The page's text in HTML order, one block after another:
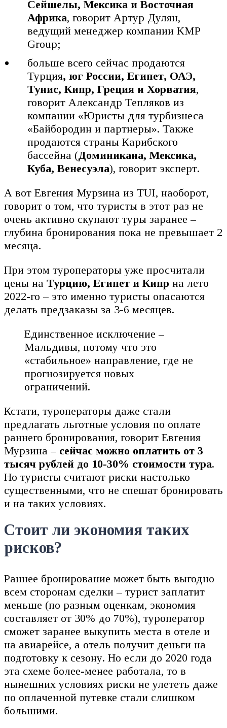
Сейшелы, Мексика и Восточная
Африка, говорит Артур Дулян,
ведущий менеджер компании KMP
Group;
больше всего сейчас продаются
Турция, юг России, Египет, ОАЭ,
Тунис, Кипр, Греция и Хорватия,
говорит Александр Тепляков из
компании «Юристы для турбизнеса
«Байбородин и партнеры». Также
продаются страны Карибского
бассейна (Доминикана, Мексика,
Куба, Венесуэла), говорит эксперт.
А вот Евгения Мурзина из TUI, наоборот,
говорит о том, что туристы в этот раз не
очень активно скупают туры заранее –
глубина бронирования пока не превышает 2
месяца.
При этом туроператоры уже просчитали
цены на Турцию, Египет и Кипр на лето
2022-го – это именно туристы опасаются
делать предзаказы за 3-6 месяцев.
Единственное исключение –
Мальдивы, потому что это
«стабильное» направление, где не
прогнозируется новых
ограничений.
Кстати, туроператоры даже стали
предлагать льготные условия по оплате
раннего бронирования, говорит Евгения
Мурзина – сейчас можно оплатить от 3
тысяч рублей до 10-30% стоимости тура.
Но туристы считают риски настолько
существенными, что не спешат бронировать
и на таких условиях.
Стоит ли экономия таких
рисков?
Раннее бронирование может быть выгодно
всем сторонам сделки – турист заплатит
меньше (по разным оценкам, экономия
составляет от 30% до 70%), туроператор
сможет заранее выкупить места в отеле и
на авиарейсе, а отель получит деньги на
подготовку к сезону. Но если до 2020 года
эта схеме более-менее работала, то в
нынешних условиях риски не улететь даже
по оплаченной путевке стали слишком
большими.